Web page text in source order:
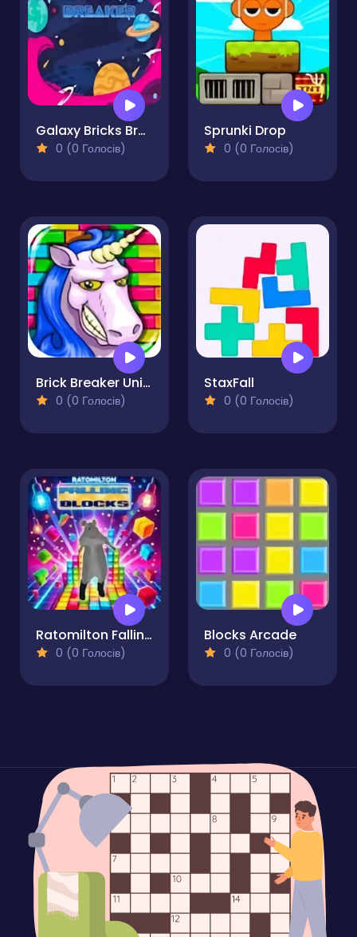
Galaxy Bricks Breaker
0 (0 Голосів)
Sprunki Drop
0 (0 Голосів)
Brick Breaker Unicorn
0 (0 Голосів)
StaxFall
0 (0 Голосів)
Ratomilton Falling Blocks
0 (0 Голосів)
Blocks Arcade
0 (0 Голосів)